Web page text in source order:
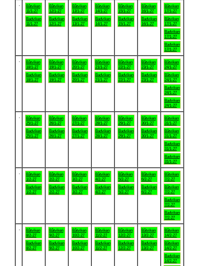
Båtviken
11/1-27
Badviken
11/1-27
Båtviken
12/1-27
Badviken
12/1-27
Båtviken
13/1-27
Badviken
13/1-27
Båtviken
14/1-27
Badviken
14/1-27
Båtviken
15/1-27
Badviken
15/1-27
Båtviken
16/1-27
Badviken
16/1-27
Båtviken
17/1-27
Båtviken
17/1-27
Badviken
17/1-27
Badviken
17/1-27
Båtviken
18/1-27
Badviken
18/1-27
Båtviken
19/1-27
Badviken
19/1-27
Båtviken
20/1-27
Badviken
20/1-27
Båtviken
21/1-27
Badviken
21/1-27
Båtviken
22/1-27
Badviken
22/1-27
Båtviken
23/1-27
Badviken
23/1-27
Båtviken
24/1-27
Båtviken
24/1-27
Badviken
24/1-27
Badviken
24/1-27
Båtviken
25/1-27
Badviken
25/1-27
Båtviken
26/1-27
Badviken
26/1-27
Båtviken
27/1-27
Badviken
27/1-27
Båtviken
28/1-27
Badviken
28/1-27
Båtviken
29/1-27
Badviken
29/1-27
Båtviken
30/1-27
Badviken
30/1-27
Båtviken
31/1-27
Båtviken
31/1-27
Badviken
31/1-27
Badviken
31/1-27
Båtviken
1/2-27
Badviken
1/2-27
Båtviken
2/2-27
Badviken
2/2-27
Båtviken
3/2-27
Badviken
3/2-27
Båtviken
4/2-27
Badviken
4/2-27
Båtviken
5/2-27
Badviken
5/2-27
Båtviken
6/2-27
Badviken
6/2-27
Båtviken
7/2-27
Båtviken
7/2-27
Badviken
7/2-27
Badviken
7/2-27
Båtviken
8/2-27
Badviken
8/2-27
Båtviken
9/2-27
Badviken
9/2-27
Båtviken
10/2-27
Badviken
10/2-27
Båtviken
11/2-27
Badviken
11/2-27
Båtviken
12/2-27
Badviken
12/2-27
Båtviken
13/2-27
Badviken
13/2-27
Båtviken
14/2-27
Båtviken
14/2-27
Badviken
14/2-27